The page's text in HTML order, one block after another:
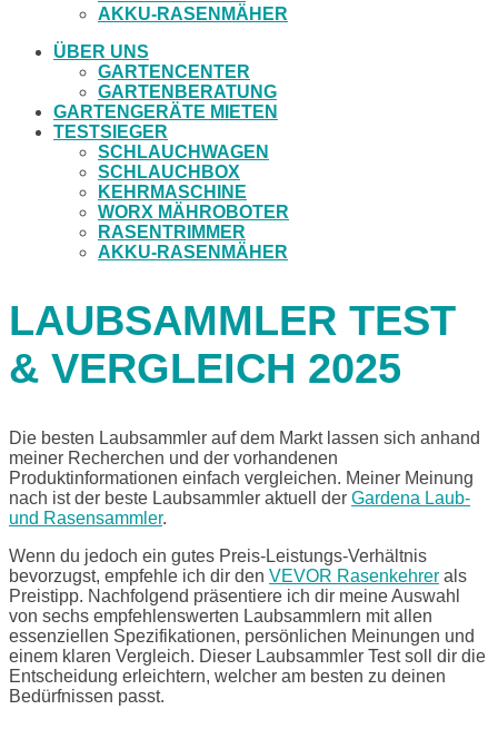
AKKU-RASENMÄHER
ÜBER UNS
GARTENCENTER
GARTENBERATUNG
GARTENGERÄTE MIETEN
TESTSIEGER
SCHLAUCHWAGEN
SCHLAUCHBOX
KEHRMASCHINE
WORX MÄHROBOTER
RASENTRIMMER
AKKU-RASENMÄHER
LAUBSAMMLER TEST
& VERGLEICH 2025
Die besten Laubsammler auf dem Markt lassen sich anhand
meiner Recherchen und der vorhandenen
Produktinformationen einfach vergleichen. Meiner Meinung
nach ist der beste Laubsammler aktuell der Gardena Laub-
und Rasensammler.
Wenn du jedoch ein gutes Preis-Leistungs-Verhältnis
bevorzugst, empfehle ich dir den VEVOR Rasenkehrer als
Preistipp. Nachfolgend präsentiere ich dir meine Auswahl
von sechs empfehlenswerten Laubsammlern mit allen
essenziellen Spezifikationen, persönlichen Meinungen und
einem klaren Vergleich. Dieser Laubsammler Test soll dir die
Entscheidung erleichtern, welcher am besten zu deinen
Bedürfnissen passt.